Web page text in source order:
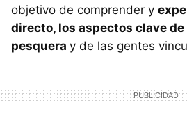
objetivo de comprender y
directo, los aspectos clave
pesquera y de las gentes